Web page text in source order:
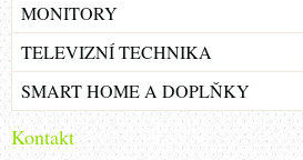
MONITORY
TELEVIZNÍ TECHNIKA
SMART HOME A DOPLŇKY
Kontakt